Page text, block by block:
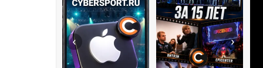
‹ ›